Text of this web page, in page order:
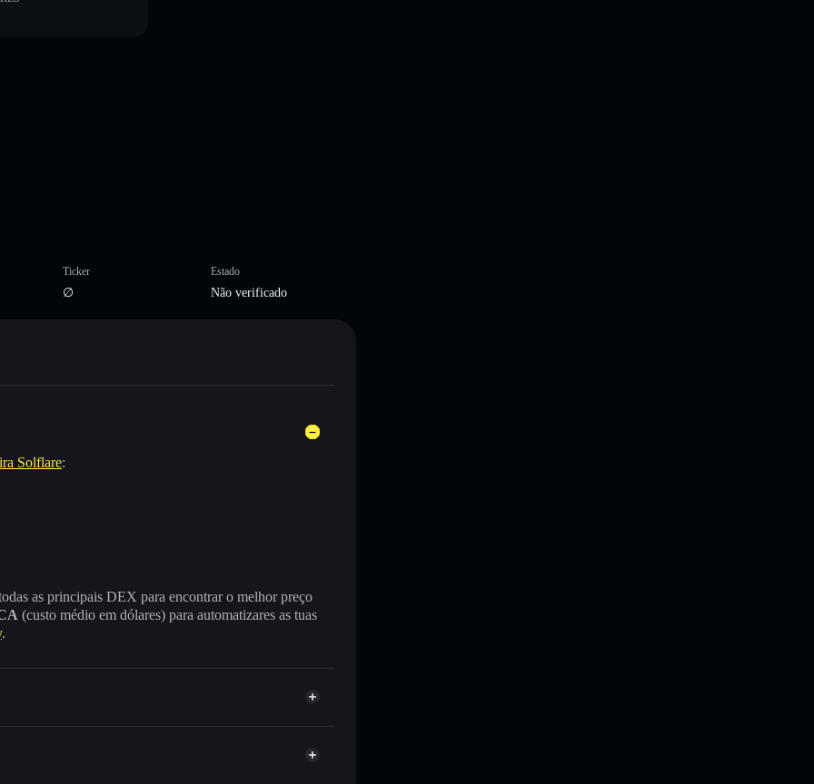
Ticker
∅
Estado
Não verificado
Solflare:
as principais DEX para encontrar o melhor preço
(custo médio em dólares) para automatizares as tuas
.